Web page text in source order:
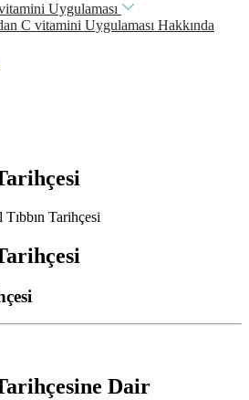
Uygulaması
C vitamini Uygulaması Hakkında
Tarihçesi
Dair